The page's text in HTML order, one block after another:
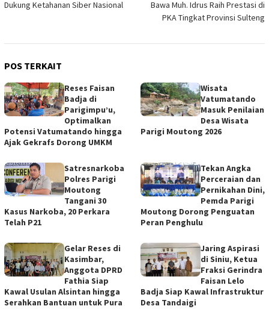
Dukung Ketahanan Siber Nasional
Bawa Muh. Idrus Raih Prestasi di
PKA Tingkat Provinsi Sulteng
POS TERKAIT
Reses Faisan
Badja di
Parigimpu’u,
Optimalkan
Potensi Vatumatando hingga
Ajak Gekrafs Dorong UMKM
Wisata
Vatumatando
Masuk Penilaian
Desa Wisata
Parigi Moutong 2026
Satresnarkoba
Polres Parigi
Moutong
Tangani 30
Kasus Narkoba, 20 Perkara
Telah P21
Tekan Angka
Perceraian dan
Pernikahan Dini,
Pemda Parigi
Moutong Dorong Penguatan
Peran Penghulu
Gelar Reses di
Kasimbar,
Anggota DPRD
Fathia Siap
Kawal Usulan Alsintan hingga
Serahkan Bantuan untuk Pura
Jaring Aspirasi
di Siniu, Ketua
Fraksi Gerindra
Faisan Lelo
Badja Siap Kawal Infrastruktur
Desa Tandaigi